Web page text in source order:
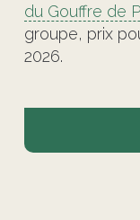
du Gouffre de
groupe, prix
2026.